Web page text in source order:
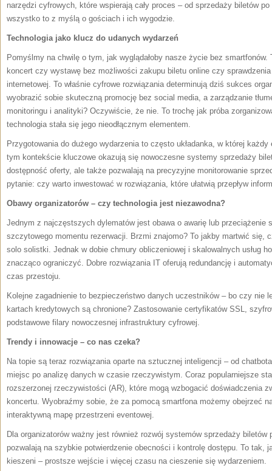
narzędzi cyfrowych, które wspierają cały proces – od sprzedaży biletów
wszystko to z myślą o gościach i ich wygodzie.
Technologia jako klucz do udanych wydarzeń
Pomyślmy na chwilę o tym, jak wyglądałoby nasze życie bez smartfonów.
koncert czy wystawę bez możliwości zakupu biletu online czy
internetowej. To właśnie cyfrowe rozwiązania determinują dziś sukces
wyobrazić sobie skuteczną promocję bez social media, a zarządzanie
monitoringu i analityki? Oczywiście, że nie. To trochę jak próba
technologia stała się jego nieodłącznym elementem.
Przygotowania do dużego wydarzenia to często układanka, w której
tym kontekście kluczowe okazują się nowoczesne systemy sprzedaży
dostępność oferty, ale także pozwalają na precyzyjne monitorowanie
pytanie: czy warto inwestować w rozwiązania, które ułatwią przepływ
Obawy organizatorów – czy technologia jest niezawodna?
Jednym z najczęstszych dylematów jest obawa o awarię lub przeciążenie
szczytowego momentu rezerwacji. Brzmi znajomo? To jakby martwić się,
solo solistki. Jednak w dobie chmury obliczeniowej i skalowalnych usług
znacząco ograniczyć. Dobre rozwiązania IT oferują redundancję i
czas przestoju.
Kolejne zagadnienie to bezpieczeństwo danych uczestników – bo czy nie
kartach kredytowych są chronione? Zastosowanie certyfikatów SSL,
podstawowe filary nowoczesnej infrastruktury cyfrowej.
Trendy i innowacje – co nas czeka?
Na topie są teraz rozwiązania oparte na sztucznej inteligencji – od
miejsc po analizę danych w czasie rzeczywistym. Coraz popularniejsze
rozszerzonej rzeczywistości (AR), które mogą wzbogacić doświadczenia
koncertu. Wyobraźmy sobie, że za pomocą smartfona możemy obejrzeć
interaktywną mapę przestrzeni eventowej.
Dla organizatorów ważny jest również rozwój systemów sprzedaży biletów
pozwalają na szybkie potwierdzenie obecności i kontrolę dostępu. To tak,
kieszeni – prostsze wejście i więcej czasu na cieszenie się wydarzeniem.